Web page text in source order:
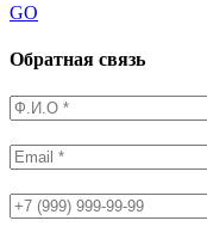
GO
Обратная связь